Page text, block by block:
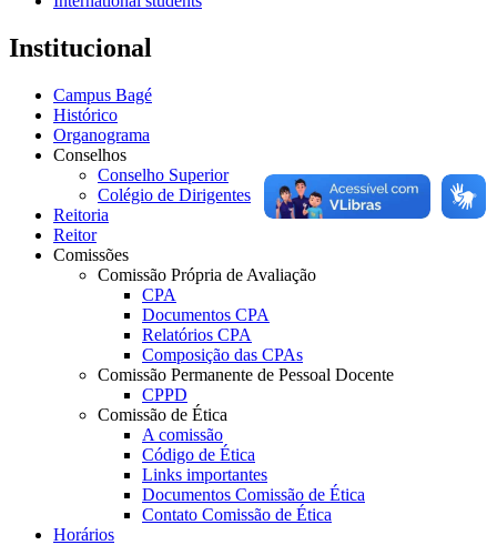
Institucional
Campus Bagé
Histórico
Organograma
Conselhos
Conselho Superior
Colégio de Dirigentes
Reitoria
Reitor
Comissões
Comissão Própria de Avaliação
CPA
Documentos CPA
Relatórios CPA
Composição das CPAs
Comissão Permanente de Pessoal Docente
CPPD
Comissão de Ética
A comissão
Código de Ética
Links importantes
Documentos Comissão de Ética
Contato Comissão de Ética
Horários